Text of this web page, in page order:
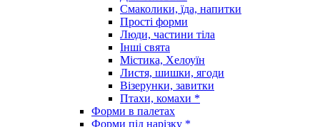
Смаколики, їда, напитки
Прості форми
Люди, частини тіла
Інші свята
Містика, Хелоуїн
Листя, шишки, ягоди
Візерунки, завитки
Птахи, комахи *
Форми в палетах
Форми під нарізку *